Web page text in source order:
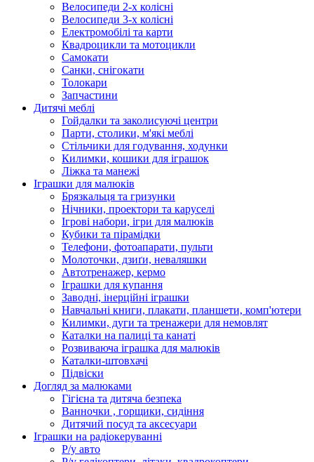
Велосипеди 2-х колісні
Велосипеди 3-х колісні
Електромобілі та карти
Квадроцикли та мотоцикли
Самокати
Санки, снігокати
Толокари
Запчастини
Дитячі меблі
Гойдалки та заколисуючі центри
Парти, столики, м'які меблі
Стільчики для годування, ходунки
Килимки, кошики для іграшок
Ліжка та манежі
Іграшки для малюків
Брязкальця та гризунки
Нічники, проектори та каруселі
Ігрові набори, ігри для малюків
Кубики та пірамідки
Телефони, фотоапарати, пульти
Молоточки, дзиґи, неваляшки
Автотренажер, кермо
Іграшки для купання
Заводні, інерційні іграшки
Навчальні книги, плакати, планшети, комп'ютери
Килимки, дуги та тренажери для немовлят
Каталки на палиці та канаті
Розвиваюча іграшка для малюків
Каталки-штовхачі
Підвіски
Догляд за малюками
Гігієна та дитяча безпека
Ванночки , горщики, сидіння
Дитячий посуд та аксесуари
Іграшки на радіокеруванні
Р/у авто